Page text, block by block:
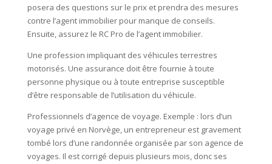
posera des questions sur le prix et prendra des mesures
contre l’agent immobilier pour manque de conseils.
Ensuite, assurez le RC Pro de l’agent immobilier.
Une profession impliquant des véhicules terrestres
motorisés. Une assurance doit être fournie à toute
personne physique ou à toute entreprise susceptible
d’être responsable de l’utilisation du véhicule.
Professionnels d’agence de voyage. Exemple : lors d’un
voyage privé en Norvège, un entrepreneur est gravement
tombé lors d’une randonnée organisée par son agence de
voyages. Il est corrigé depuis plusieurs mois, donc ses